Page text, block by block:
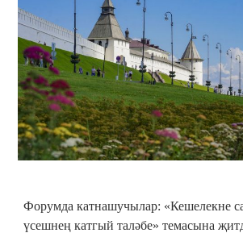
Форумда катнашучылар: «Кешелекне
үсешнең катгый таләбе» темасына